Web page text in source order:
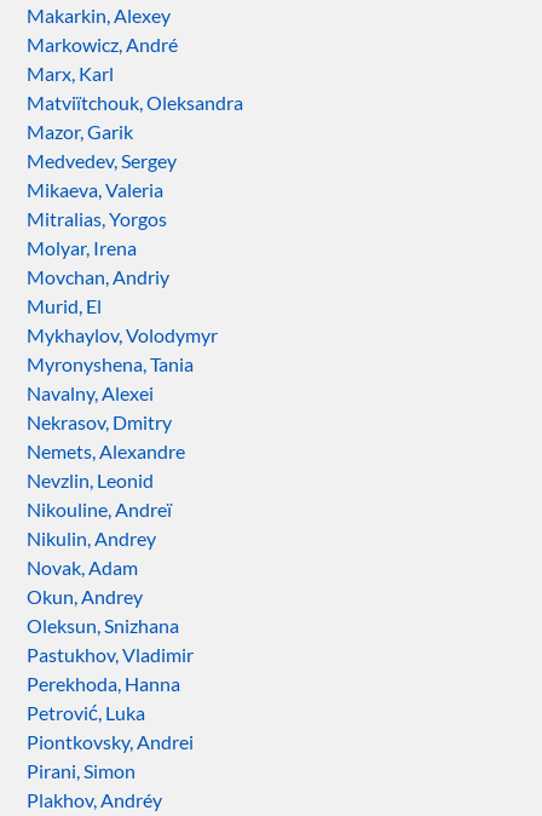
Makarkin, Alexey
Markowicz, André
Marx, Karl
Matviïtchouk, Oleksandra
Mazor, Garik
Medvedev, Sergey
Mikaeva, Valeria
Mitralias, Yorgos
Molyar, Irena
Movchan, Andriy
Murid, El
Mykhaylov, Volodymyr
Myronyshena, Tania
Navalny, Alexei
Nekrasov, Dmitry
Nemets, Alexandre
Nevzlin, Leonid
Nikouline, Andreï
Nikulin, Andrey
Novak, Adam
Okun, Andrey
Oleksun, Snizhana
Pastukhov, Vladimir
Perekhoda, Hanna
Petrović, Luka
Piontkovsky, Andrei
Pirani, Simon
Plakhov, Andréy